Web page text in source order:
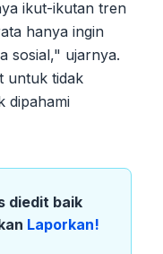
ikut-ikutan tren
hanya ingin
sosial," ujarnya.
untuk tidak
dipahami
diedit baik
Laporkan!